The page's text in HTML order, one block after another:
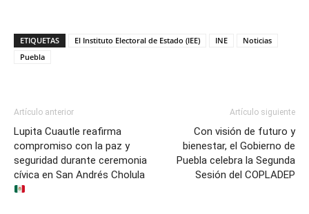
ETIQUETAS El Instituto Electoral de Estado (IEE) INE
Noticias
Puebla
Artículo anterior
Lupita Cuautle reafirma
compromiso con la paz y
seguridad durante ceremonia
cívica en San Andrés Cholula
Artículo siguiente
Con visión de futuro y
bienestar, el Gobierno de
Puebla celebra la Segunda
Sesión del COPLADEP